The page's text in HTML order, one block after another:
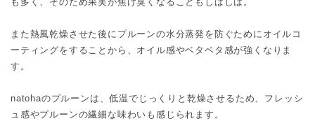
また熱風乾燥させた後にプルーンの水分蒸発を防ぐためにオイルコ
ーティングをすることから、オイル感やベタベタ感が強くなりま
す。
natohaのプルーンは、低温でじっくりと乾燥させるため、フレッシ
ュ感やプルーンの繊細な味わいも感じられます。